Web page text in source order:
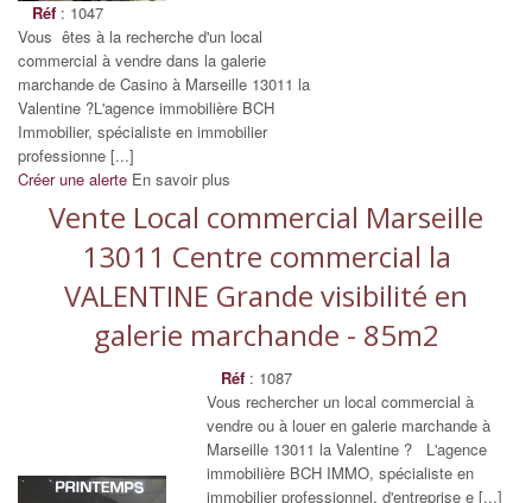
Réf : 1047
Vous êtes à la recherche d'un local
commercial à vendre dans la galerie
marchande de Casino à Marseille 13011 la
Valentine ?L'agence immobilière BCH
Immobilier, spécialiste en immobilier
professionne [...]
Créer une alerte En savoir plus
Vente Local commercial Marseille
13011 Centre commercial la
VALENTINE Grande visibilité en
galerie marchande - 85m2
Réf : 1087
Vous rechercher un local commercial à
vendre ou à louer en galerie marchande à
Marseille 13011 la Valentine ? L'agence
immobilière BCH IMMO, spécialiste en
immobilier professionnel, d'entreprise e [...]